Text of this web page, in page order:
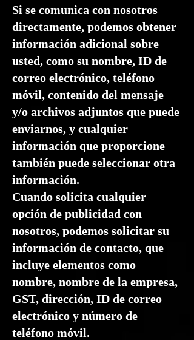
Si se comunica con nosotros
directamente, podemos obtener
información adicional sobre
usted, como su nombre, ID de
correo electrónico, teléfono
móvil, contenido del mensaje
y/o archivos adjuntos que puede
enviarnos, y cualquier
información que proporcione
también puede seleccionar otra
información.
Cuando solicita cualquier
opción de publicidad con
nosotros, podemos solicitar su
información de contacto, que
incluye elementos como
nombre, nombre de la empresa,
GST, dirección, ID de correo
electrónico y número de
teléfono móvil.